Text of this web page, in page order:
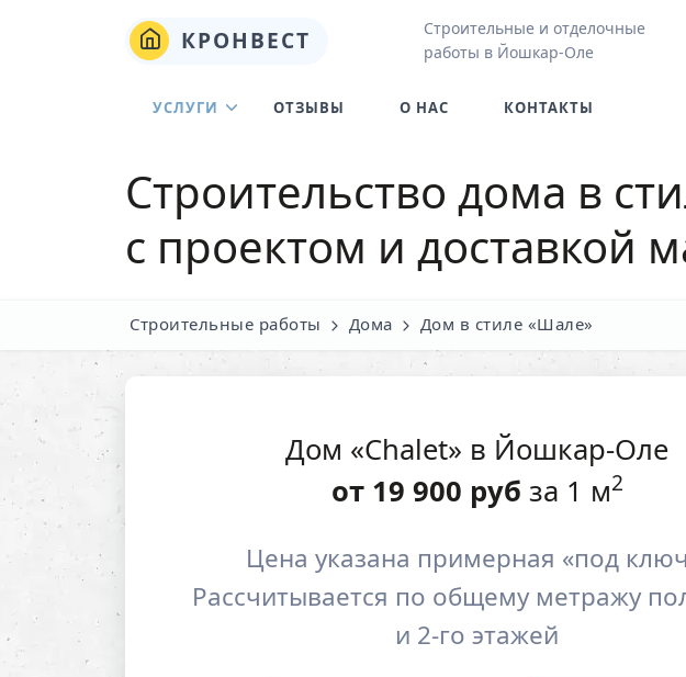
КРОНВЕСТ
Строительные и отделочные
работы в Йошкар-Оле
УСЛУГИ ОТЗЫВЫ О НАС КОНТАКТЫ
Строительство дома в
с проектом и доставкой
Строительные работы Дома Дом в стиле «Шале»
Дом «Chalet» в Йошкар-Оле
от 19 900 руб за 1 м2
Цена указана примерная «под
Рассчитывается по общему метражу
и 2-го этажей